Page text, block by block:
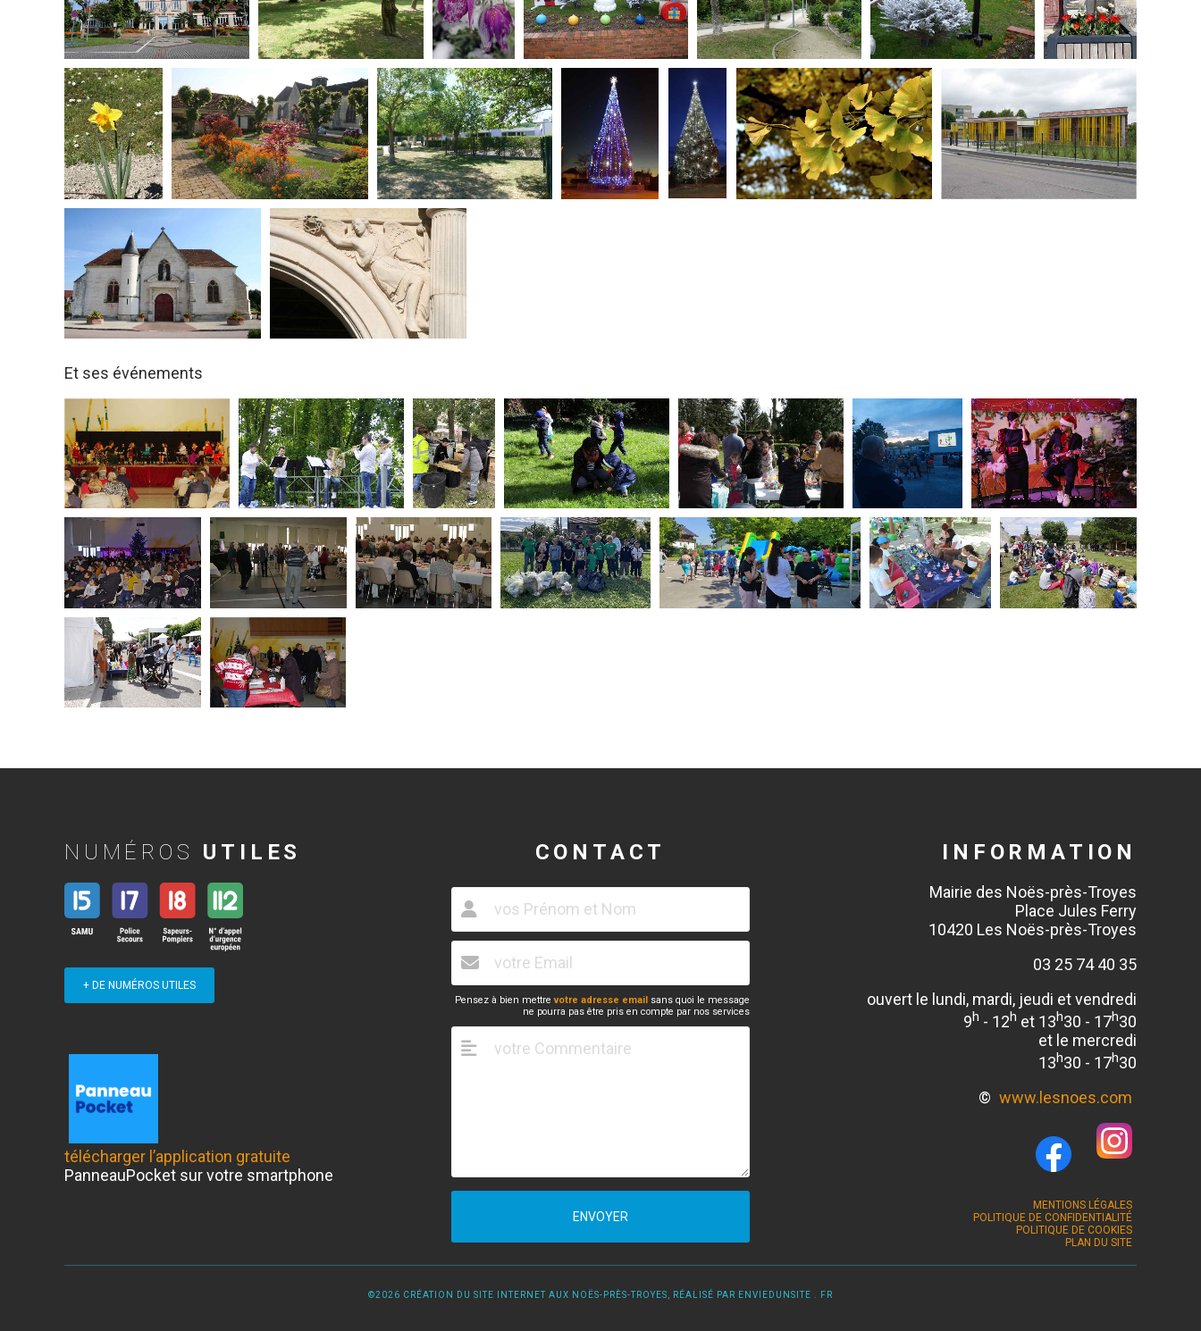
Et ses événements
NUMÉROS UTILES
+ DE NUMÉROS UTILES
télécharger l’application gratuite
PanneauPocket sur votre smartphone
CONTACT
Pensez à bien mettrevotre adresse email sans quoi le message
ne pourra pas être pris en compte par nos services
ENVOYER
INFORMATION
Mairie des Noës-près-Troyes
Place Jules Ferry
10420 Les Noës-près-Troyes
03 25 74 40 35
ouvert le lundi, mardi, jeudi et vendredi
9h - 12h et 13h30 - 17h30
et le mercredi
13h30 - 17h30
© www.lesnoes.com
MENTIONS LÉGALES
POLITIQUE DE CONFIDENTIALITÉ
POLITIQUE DE COOKIES
PLAN DU SITE
©2026 CRÉATION DU SITE INTERNET AUX NOËS-PRÈS-TROYES, RÉALISÉ PAR ENVIEDUNSITE . FR